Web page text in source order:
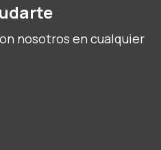
nosotros en cualquier